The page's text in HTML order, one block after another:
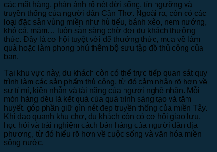
các mặt hàng, phản ánh rõ nét đời sống, tín ngưỡng và
truyền thống của người dân Cần Thơ. Ngoài ra, còn có các
loại đặc sản vùng miền như hủ tiếu, bánh xèo, nem nướng,
khô cá, mắm… luôn sẵn sàng chờ đợi du khách thưởng
thức. Đây là cơ hội tuyệt vời để thưởng thức, mua về làm
quà hoặc làm phong phú thêm bộ sưu tập đồ thủ công của
bạn.
Tại khu vực này, du khách còn có thể trực tiếp quan sát quy
trình làm các sản phẩm thủ công, từ đó cảm nhận rõ hơn về
sự tỉ mỉ, kiên nhẫn và tài năng của người nghệ nhân. Mỗi
món hàng đều là kết quả của quá trình sáng tạo và tâm
huyết, góp phần giữ gìn nét đẹp truyền thống của miền Tây.
Khi dạo quanh khu chợ, du khách còn có cơ hội giao lưu,
học hỏi và trải nghiệm cách bán hàng của người dân địa
phương, từ đó hiểu rõ hơn về cuộc sống và văn hóa miền
sông nước.